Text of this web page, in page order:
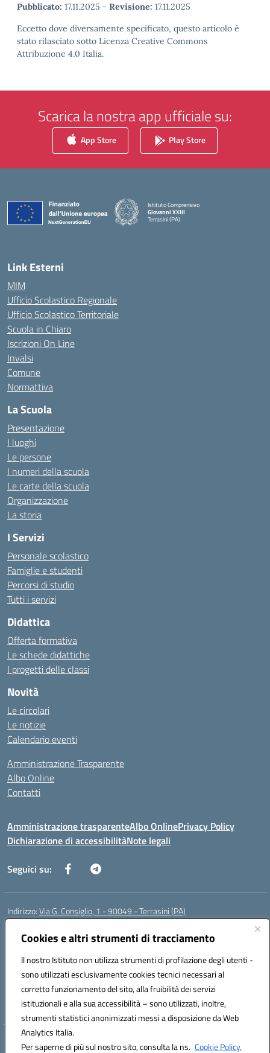
Cookies e altri strumenti di tracciamento
Il nostro Istituto non utilizza strumenti di profilazione degli utenti -
sono utilizzati esclusivamente cookies tecnici necessari al
corretto funzionamento del sito, alla fruibilità dei servizi
istituzionali e alla sua accessibilità – sono utilizzati, inoltre,
strumenti statistici anonimizzati messi a disposizione da Web
Analytics Italia.
Per saperne di più sul nostro sito, consulta la ns. Cookie Policy.
Pubblicato: 17.11.2025 - Revisione: 17.11.2025
Eccetto dove diversamente specificato, questo articolo è
stato rilasciato sotto Licenza Creative Commons
Attribuzione 4.0 Italia.
Scarica la nostra app ufficiale su:
App Store Play Store
Istituto Comprensivo
Giovanni XXIII
Terrasini (PA)
Link Esterni
MIM
Ufficio Scolastico Regionale
Ufficio Scolastico Territoriale
Scuola in Chiaro
Iscrizioni On Line
Invalsi
Comune
Normattiva
La Scuola
Presentazione
I luoghi
Le persone
I numeri della scuola
Le carte della scuola
Organizzazione
La storia
I Servizi
Personale scolastico
Famiglie e studenti
Percorsi di studio
Tutti i servizi
Didattica
Offerta formativa
Le schede didattiche
I progetti delle classi
Novità
Le circolari
Le notizie
Calendario eventi
Amministrazione Trasparente
Albo Online
Contatti
Amministrazione trasparenteAlbo OnlinePrivacy Policy
Dichiarazione di accessibilitàNote legali
Seguici su:
Indirizzo:Via G. Consiglio, 1 - 90049 - Terrasini (PA)
Centralino:
Posta elettronica certificata (PEC):paic88700d@pec.istruzione.it
Codice fiscale: 80025710825
Codice meccanografico:PAIC88700D
Codice Indice delle Pubbliche Amministrazioni (IPA): istsc_paic88700d
Codice unico di fatturazione (CUF): UF7LHF
Hosting & Powered by 3D Solution S.r.l.